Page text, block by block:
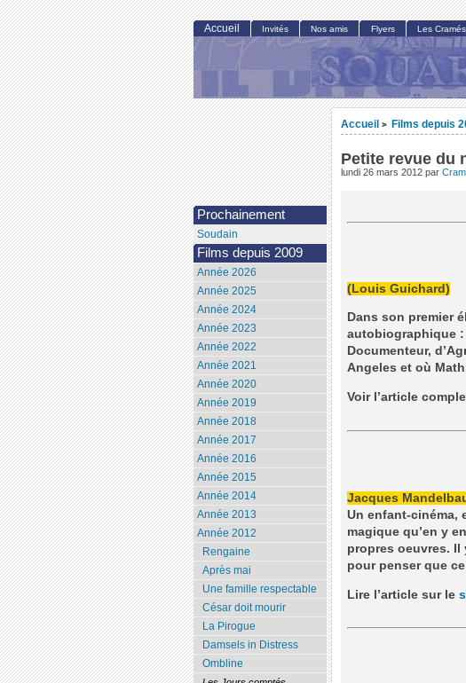
Accueil > Films depuis
Petite revue du
lundi 26 mars 2012 par
(Louis Guichard)
Dans son premier
autobiographique
Documenteur,
Angeles et où
Voir l’article
Jacques
Un enfant-cinéma,
magique qu’en y
propres oeuvres. Il
pour penser que
Lire l’article sur le
Accueil Invités Nos amis Flyers Les Cramés
Prochainement
Soudain
Films depuis 2009
Année 2026
Année 2025
Année 2024
Année 2023
Année 2022
Année 2021
Année 2020
Année 2019
Année 2018
Année 2017
Année 2016
Année 2015
Année 2014
Année 2013
Année 2012
Rengaine
Après mai
Une famille respectable
César doit mourir
La Pirogue
Damsels in Distress
Ombline